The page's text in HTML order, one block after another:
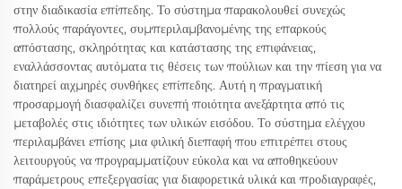
στην διαδικασία επίπεδης. Το σύστημα παρακολουθεί συνεχώς
πολλούς παράγοντες, συμπεριλαμβανομένης της επαρκούς
απόστασης, σκληρότητας και κατάστασης της επιφάνειας,
εναλλάσσοντας αυτόματα τις θέσεις των πούλιων και την πίεση για να
διατηρεί αιχμηρές συνθήκες επίπεδης. Αυτή η πραγματική
προσαρμογή διασφαλίζει συνεπή ποιότητα ανεξάρτητα από τις
μεταβολές στις ιδιότητες των υλικών εισόδου. Το σύστημα ελέγχου
περιλαμβάνει επίσης μια φιλική διεπαφή που επιτρέπει στους
λειτουργούς να προγραμματίζουν εύκολα και να αποθηκεύουν
παράμετρους επεξεργασίας για διαφορετικά υλικά και προδιαγραφές,